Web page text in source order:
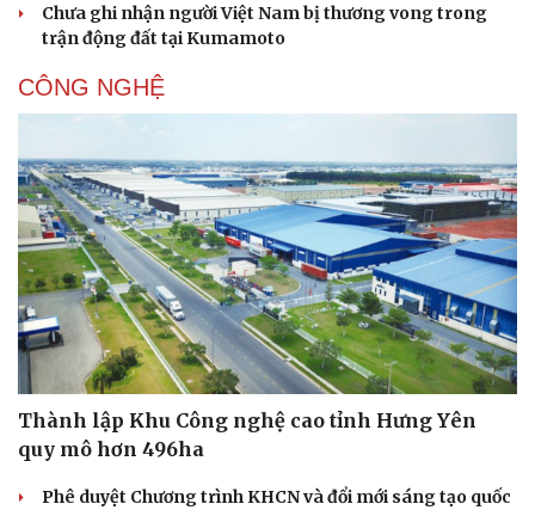
Chưa ghi nhận người Việt Nam bị thương vong trong
trận động đất tại Kumamoto
CÔNG NGHỆ
Thành lập Khu Công nghệ cao tỉnh Hưng Yên
quy mô hơn 496ha
Phê duyệt Chương trình KHCN và đổi mới sáng tạo quốc